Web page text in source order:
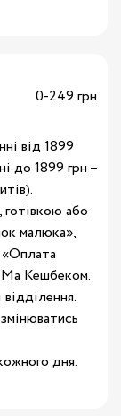
0-249 грн
від 1899
до 1899 грн –
або
малюка»,
Ма Кешбеком.
дня.